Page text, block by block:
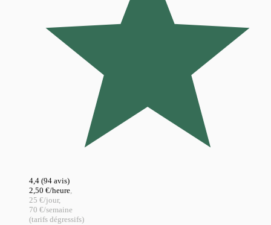
4,4 (94 avis)
2,50 €/heure
25 €/jour,
70 €/semaine
(tarifs dégressifs)